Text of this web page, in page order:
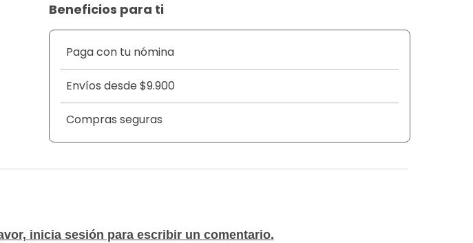
soya y manzanilla que ayudan a minimizar el riesgo de alergias de
la piel sensible y delicada de los niños.
Beneficios para ti
Paga con tu nómina
Envíos desde $9.900
Compras seguras
inicia sesión para escribir un comentario.